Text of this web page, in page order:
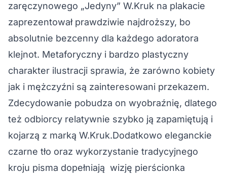
zaręczynowego „Jedyny” W.Kruk na plakacie
zaprezentował prawdziwie najdroższy, bo
absolutnie bezcenny dla każdego adoratora
klejnot. Metaforyczny i bardzo plastyczny
charakter ilustracji sprawia, że zarówno kobiety
jak i mężczyźni są zainteresowani przekazem.
Zdecydowanie pobudza on wyobraźnię, dlatego
też odbiorcy relatywnie szybko ją zapamiętują i
kojarzą z marką W.Kruk.Dodatkowo eleganckie
czarne tło oraz wykorzystanie tradycyjnego
kroju pisma dopełniają wizję pierścionka